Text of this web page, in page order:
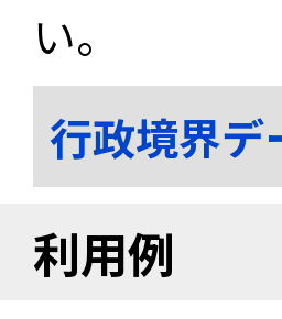
い。
行政境界デ
利用例